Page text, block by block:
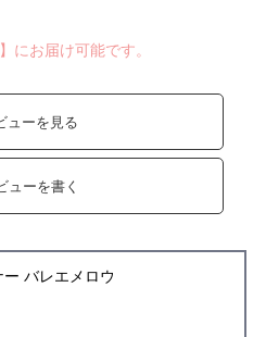
にお届け可能です。
ューを見る
ューを書く
バレエメロウ